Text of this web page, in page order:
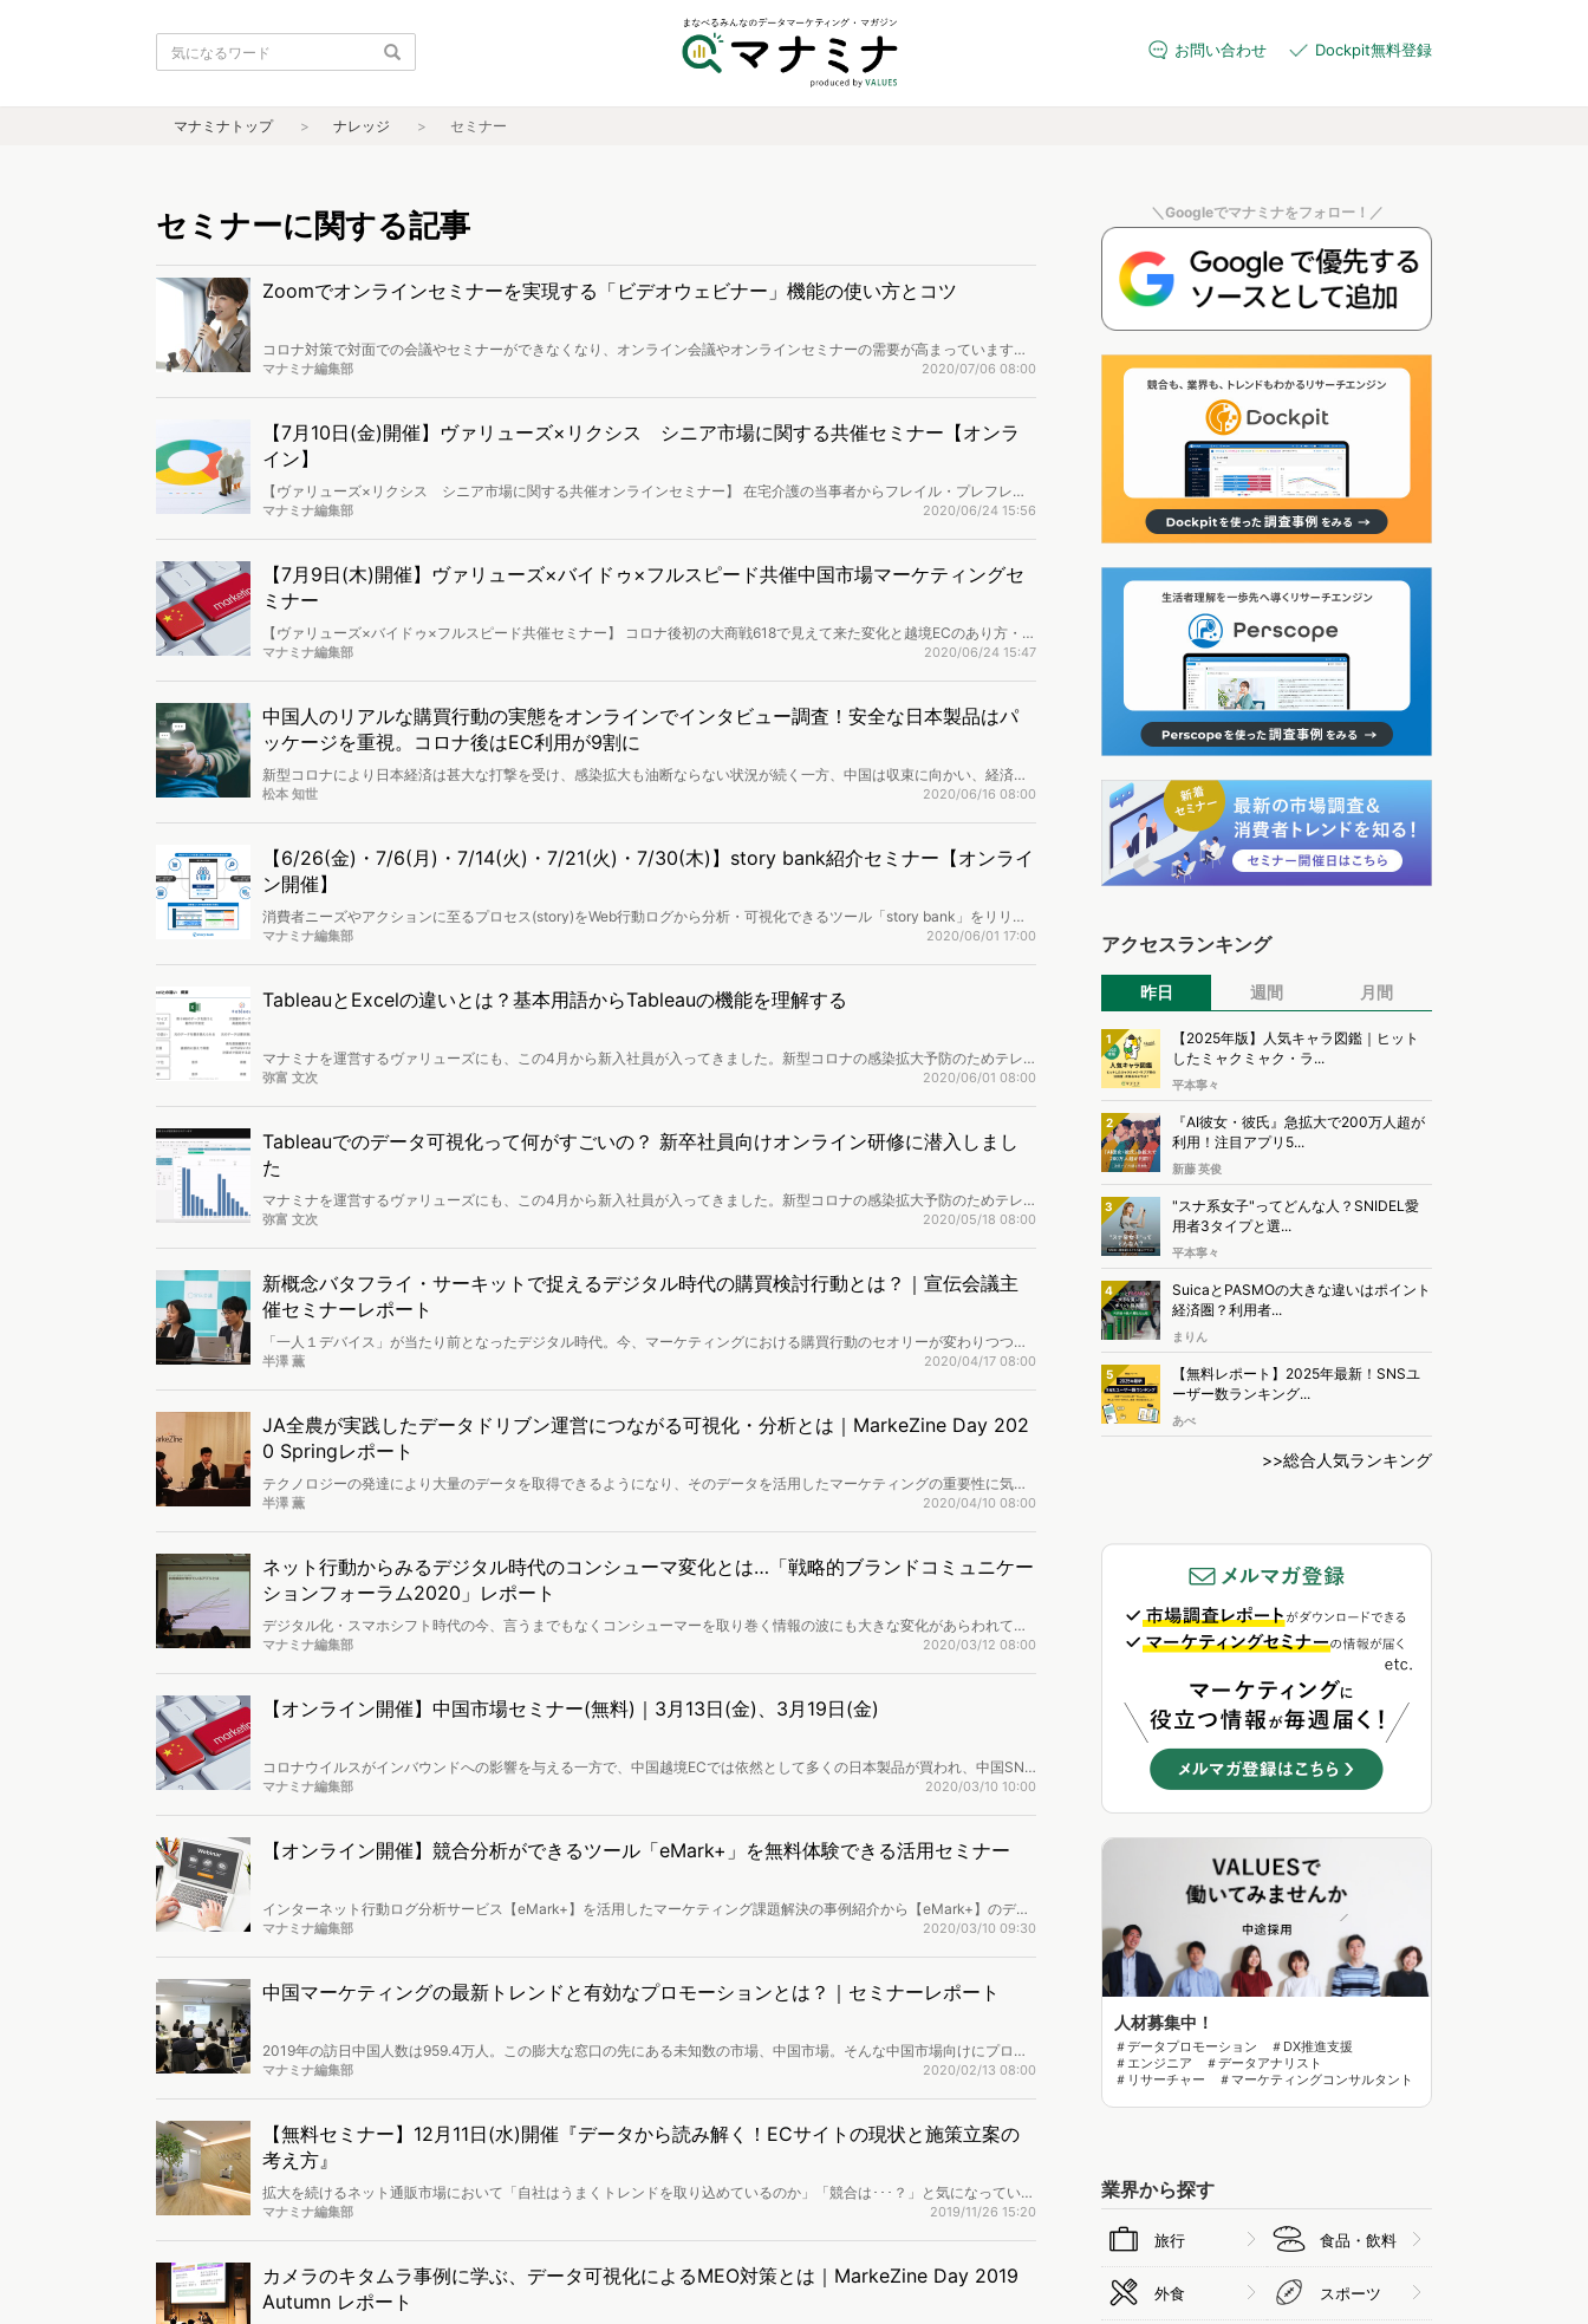
お問い合わせ Dockpit無料登録
マナミナトップ ナレッジ セミナー
セミナーに関する記事
Zoomでオンラインセミナーを実現する「ビデオウェビナー」機能の使い方とコツ
コロナ対策で対面での会議やセミナーができなくなり、オンライン会議やオンラインセミナーの需要が高まっています。
「Zoom」の有料プランなら「ビデオウェビナー」機能で、100人以上が参加するオンラインセミナーを実現できます。
マナミナ編集部 2020/07/06 08:00
【7月10日(金)開催】ヴァリューズ×リクシス シニア市場に関する共催セミナー【オンラ
イン】
【ヴァリューズ×リクシス シニア市場に関する共催オンラインセミナー】 在宅介護の当事者からフレイル・プレフレイ
ルまで、商品購入に関する考え方・価値観を調査
マナミナ編集部 2020/06/24 15:56
【7月9日(木)開催】ヴァリューズ×バイドゥ×フルスピード共催中国市場マーケティングセ
ミナー
【ヴァリューズ×バイドゥ×フルスピード共催セミナー】 コロナ後初の大商戦618で見えて来た変化と越境ECのあり方・中
国市場マーケティングセミナー
マナミナ編集部 2020/06/24 15:47
中国人のリアルな購買行動の実態をオンラインでインタビュー調査！安全な日本製品はパ
ッケージを重視。コロナ後はEC利用が9割に
新型コロナにより日本経済は甚大な打撃を受け、感染拡大も油断ならない状況が続く一方、中国は収束に向かい、経済の
活性化が予想されています。国内の経済状況が不安定な中、中国マーケットへの進出を検討する企業も増えているのでは
ります。 それらの大きな手助けとなるのが、どのような商品が現地で好まれるのか？どのような購買行動を取るのか？な
どのリアルな声（データ）です。本稿では、ヴァリューズが開催した中国市場調査セミナーをご紹介。中国でのビジネス
展開に役立つ定性調査として、現地人を対象にしたインタビュー調査の模様をお届けするセミナーです。
松本 知世 2020/06/16 08:00
【6/26(金)・7/6(月)・7/14(火)・7/21(火)・7/30(木)】story bank紹介セミナー【オンライ
ン開催】
消費者ニーズやアクションに至るプロセス(story)をWeb行動ログから分析・可視化できるツール「story bank」をリリー
スいたしました。サービスリリースに伴いstory bankの有料機能を御覧いただけるセミナーを開催いたします。
マナミナ編集部 2020/06/01 17:00
TableauとExcelの違いとは？基本用語からTableauの機能を理解する
マナミナを運営するヴァリューズにも、この4月から新入社員が入ってきました。新型コロナの感染拡大予防のためテレ
ワークで研修を続けています。そんな中、ヴァリューズも導入支援をしているBIツール「Tableau」を学ぶ研修がウェビ
弥富 文次 2020/06/01 08:00
Tableauでのデータ可視化って何がすごいの？ 新卒社員向けオンライン研修に潜入しまし
た
マナミナを運営するヴァリューズにも、この4月から新入社員が入ってきました。新型コロナの感染拡大予防のためテレ
ワークで研修を続けています。そんな中、ヴァリューズも導入支援をしているBIツール「Tableau」を学ぶ研修がウェビ
学びました。
弥富 文次 2020/05/18 08:00
新概念バタフライ・サーキットで捉えるデジタル時代の購買検討行動とは？｜宣伝会議主
催セミナーレポート
「一人１デバイス」が当たり前となったデジタル時代。今、マーケティングにおける購買行動のセオリーが変わりつつあ
ります。デジタル化によって何がどう変わったのか。私たちを取り巻く膨大な情報により変化した購買検討行動。それら
ァレンス2020で紹介されました。
半澤 薫 2020/04/17 08:00
JA全農が実践したデータドリブン運営につながる可視化・分析とは｜MarkeZine Day 202
0 Springレポート
テクノロジーの発達により大量のデータを取得できるようになり、そのデータを活用したマーケティングの重要性に気づ
いたものの、具体的な進め方や運用に悩みを抱えている方も少なくないでしょう。今回はそんな方にも参考になるような
半澤 薫 2020/04/10 08:00
ネット行動からみるデジタル時代のコンシューマ変化とは…「戦略的ブランドコミュニケー
ションフォーラム2020」レポート
デジタル化・スマホシフト時代の今、言うまでもなくコンシューマーを取り巻く情報の波にも大きな変化があらわれてい
ます。そんな中、コンシューマーの行動にはどのような変化が起きているのでしょうか。2月20日に開催された「戦略的
のコンシューマーを取り巻く2つのトレンドとアプローチ方法について紹介しました。
マナミナ編集部 2020/03/12 08:00
【オンライン開催】中国市場セミナー(無料)｜3月13日(金)、3月19日(金)
コロナウイルスがインバウンドへの影響を与える一方で、中国越境ECでは依然として多くの日本製品が買われ、中国SNS
上では「（ウイルスが収束したら）日本に行きたい」という口コミも多く見受けられます。越境EC市場や、インバウンド
費」等と言われながらも、つかみにくい中国人の実態について、これまで弊社で行った調査結果を、徹底解説いたしま
す。
マナミナ編集部 2020/03/10 10:00
【オンライン開催】競合分析ができるツール「eMark+」を無料体験できる活用セミナー
インターネット行動ログ分析サービス【eMark+】を活用したマーケティング課題解決の事例紹介から【eMark+】のデモ
を通し、約30分間で【eMark+】の世界観を体験いただけるオンライン・セミナーです。
マナミナ編集部 2020/03/10 09:30
中国マーケティングの最新トレンドと有効なプロモーションとは？｜セミナーレポート
2019年の訪日中国人数は959.4万人。この膨大な窓口の先にある未知数の市場、中国市場。そんな中国市場向けにプロモ
ーションを行なってみたものの、上手く成果に結びつかないという方も多いのではないでしょうか？1月28日に開催され
つ株式会社ヴァリューズが、最新のインバウンド事情と成功に必要なマーケティング手法を紹介しました。
マナミナ編集部 2020/02/13 08:00
【無料セミナー】12月11日(水)開催『データから読み解く！ECサイトの現状と施策立案の
考え方』
拡大を続けるネット通販市場において「自社はうまくトレンドを取り込めているのか」「競合は･･･？」と気になっている
方も多いのではないでしょうか？本セミナーでは国内最大規模のインターネット行動ログを保有する株式会社ヴァリュー
すので、この機会にぜひご参加ください。
マナミナ編集部 2019/11/26 15:20
カメラのキタムラ事例に学ぶ、データ可視化によるMEO対策とは｜MarkeZine Day 2019
Autumn レポート
＼Googleでマナミナをフォロー！／
アクセスランキング
昨日 週間 月間
1
【2025年版】人気キャラ図鑑｜ヒット
したミャクミャク・ラ...
平本寧々
2
『AI彼女・彼氏』急拡大で200万人超が
利用！注目アプリ5...
新藤 英俊
3
"スナ系女子"ってどんな人？SNIDEL愛
用者3タイプと選...
平本寧々
4
SuicaとPASMOの大きな違いはポイント
経済圏？利用者...
まりん
5
【無料レポート】2025年最新！SNSユ
ーザー数ランキング...
あべ
>>総合人気ランキング
人材募集中！
＃データプロモーション ＃DX推進支援
＃エンジニア ＃データアナリスト
＃リサーチャー ＃マーケティングコンサルタント
業界から探す
旅行 食品・飲料
外食 スポーツ